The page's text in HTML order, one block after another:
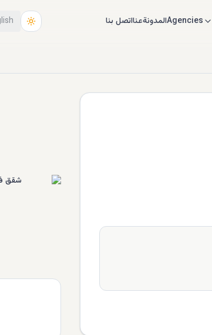
Agenciesالمدونةعنااتصل بنا